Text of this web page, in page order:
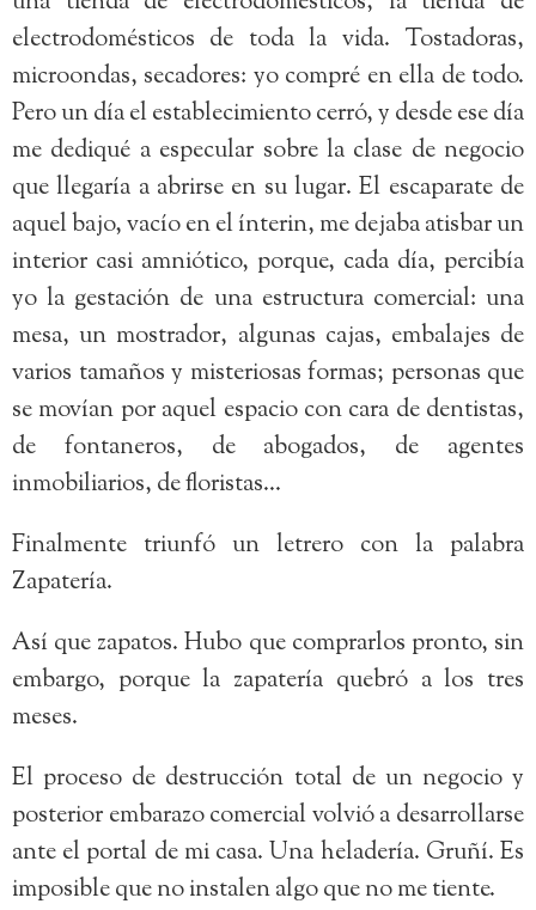
electrodomésticos de toda la vida. Tostadoras,
microondas, secadores: yo compré en ella de todo.
Pero un día el establecimiento cerró, y desde ese día
me dediqué a especular sobre la clase de negocio
que llegaría a abrirse en su lugar. El escaparate de
aquel bajo, vacío en el ínterin, me dejaba atisbar un
interior casi amniótico, porque, cada día, percibía
yo la gestación de una estructura comercial: una
mesa, un mostrador, algunas cajas, embalajes de
varios tamaños y misteriosas formas; personas que
se movían por aquel espacio con cara de dentistas,
de fontaneros, de abogados, de agentes
inmobiliarios, de floristas…
Finalmente triunfó un letrero con la palabra
Zapatería.
Así que zapatos. Hubo que comprarlos pronto, sin
embargo, porque la zapatería quebró a los tres
meses.
El proceso de destrucción total de un negocio y
posterior embarazo comercial volvió a desarrollarse
ante el portal de mi casa. Una heladería. Gruñí. Es
imposible que no instalen algo que no me tiente.